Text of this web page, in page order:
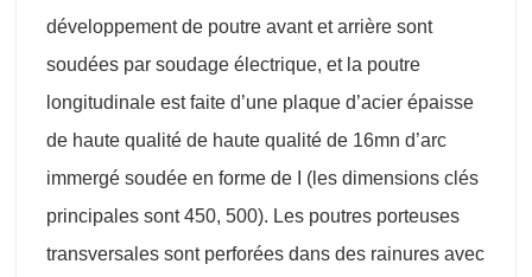
développement de poutre avant et arrière sont
soudées par soudage électrique, et la poutre
longitudinale est faite d’une plaque d’acier épaisse
de haute qualité de haute qualité de 16mn d’arc
immergé soudée en forme de I (les dimensions clés
principales sont 450, 500). Les poutres porteuses
transversales sont perforées dans des rainures avec